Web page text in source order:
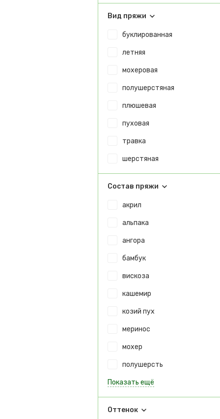
Вид пряжи
буклированная
летняя
мохеровая
полушерстяная
плюшевая
пуховая
травка
шерстяная
Состав пряжи
акрил
альпака
ангора
бамбук
вискоза
кашемир
козий пух
меринос
мохер
полушерсть
Показать ещё
Оттенок